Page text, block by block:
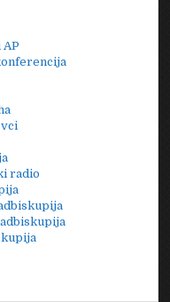
radio